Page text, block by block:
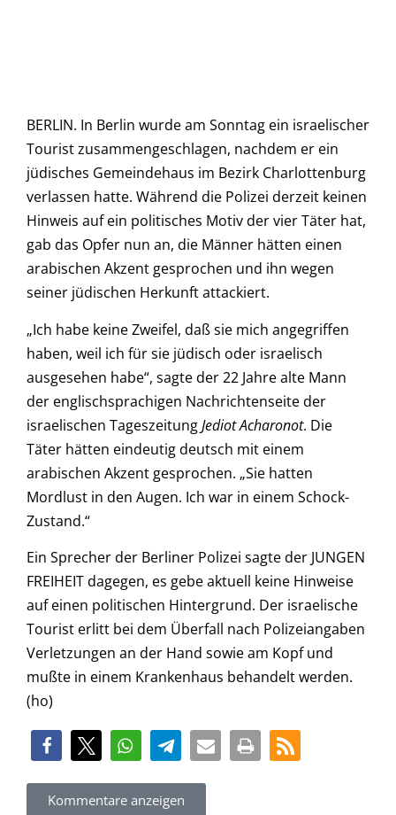
BERLIN. In Berlin wurde am Sonntag ein israelischer
Tourist zusammengeschlagen, nachdem er ein
jüdisches Gemeindehaus im Bezirk Charlottenburg
verlassen hatte. Während die Polizei derzeit keinen
Hinweis auf ein politisches Motiv der vier Täter hat,
gab das Opfer nun an, die Männer hätten einen
arabischen Akzent gesprochen und ihn wegen
seiner jüdischen Herkunft attackiert.
„Ich habe keine Zweifel, daß sie mich angegriffen
haben, weil ich für sie jüdisch oder israelisch
ausgesehen habe“, sagte der 22 Jahre alte Mann
der englischsprachigen Nachrichtenseite der
israelischen TageszeitungJediot Acharonot. Die
Täter hätten eindeutig deutsch mit einem
arabischen Akzent gesprochen. „Sie hatten
Mordlust in den Augen. Ich war in einem Schock-
Zustand.“
Ein Sprecher der Berliner Polizei sagte der JUNGEN
FREIHEIT dagegen, es gebe aktuell keine Hinweise
auf einen politischen Hintergrund. Der israelische
Tourist erlitt bei dem Überfall nach Polizeiangaben
Verletzungen an der Hand sowie am Kopf und
mußte in einem Krankenhaus behandelt werden.
(ho)
Kommentare anzeigen